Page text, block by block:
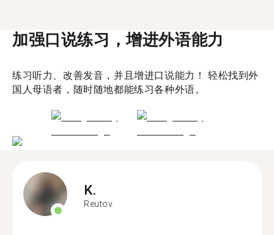
加强口说练习，增进外语能力
练习听力、改善发音，并且增进口说能力！ 轻松找到外
国人母语者，随时随地都能练习各种外语。
K.
Reutov